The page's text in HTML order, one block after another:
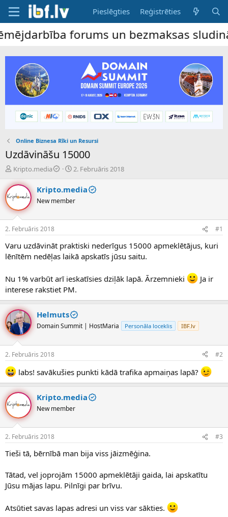
Pieslēgties Reģistrēties
forums un bezmaksas
Online Biznesa Rīki un Resursi
Uzdāvināšu 15000
P
v
e
i
n
u
z
ā
c
j
Kripto.media
S
k
m
a
u
m
2. Februāris 2018
Kripto.media
New member
2. Februāris 2018 #1
Varu uzdāvināt praktiski nederīgus 15000 apmeklētājus, kuri
lēnītēm nedēļas laikā apskatīs jūsu saitu.
Nu 1% varbūt arī ieskatīsies dziļāk lapā. Ārzemnieki
Ja ir
interese rakstiet PM.
Helmuts
Domain Summit | HostMaria Personāla loceklis IBF.lv
2. Februāris 2018 #2
labs! savākušies punkti kādā trafika apmaiņas lapā?
Kripto.media
New member
2. Februāris 2018 #3
Tieši tā, bērnībā man bija viss jāizmēģina.
Tātad, vel joprojām 15000 apmeklētāji gaida, lai apskatītu
Jūsu mājas lapu. Pilnīgi par brīvu.
Atsūtiet savas lapas adresi un viss var sākties.